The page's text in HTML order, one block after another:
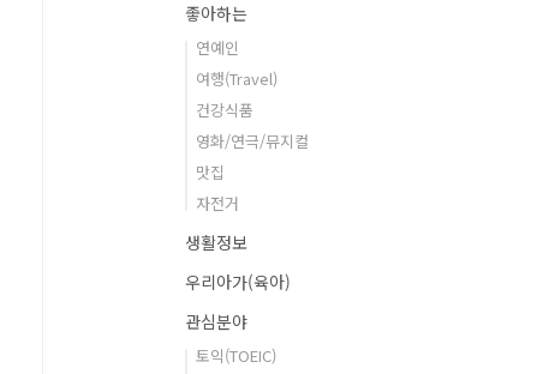
좋아하는
연예인
여행(Travel)
건강식품
영화/연극/뮤지컬
맛집
자전거
생활정보
우리아가(육아)
관심분야
토익(TOEIC)